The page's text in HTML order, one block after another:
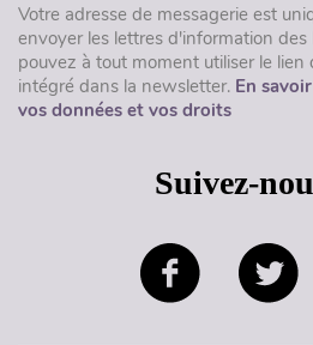
Votre adresse de messagerie est
envoyer les lettres d'information des
pouvez à tout moment utiliser le
intégré dans la newsletter. En
vos données et vos droits
Suivez-